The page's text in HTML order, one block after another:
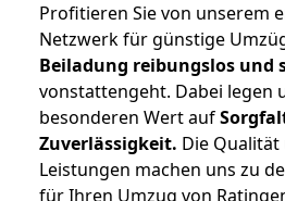
Profitieren Sie von unserem
Netzwerk für günstige
Beiladung reibungslos und
vonstattengeht. Dabei legen
besonderen Wert auf
Zuverlässigkeit. Die
Leistungen machen uns zu
für Ihren Umzug von